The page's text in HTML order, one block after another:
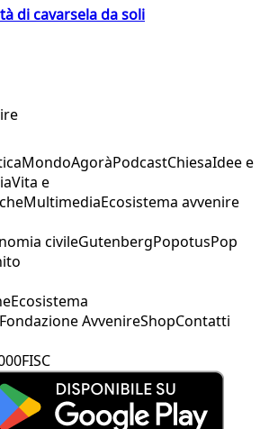
di cavarsela da soli
MondoAgoràPodcastChiesaIdee e
Vita e
MultimediaEcosistema avvenire
civileGutenbergPopotusPop
Ecosistema
Fondazione AvvenireShopContatti
FISC